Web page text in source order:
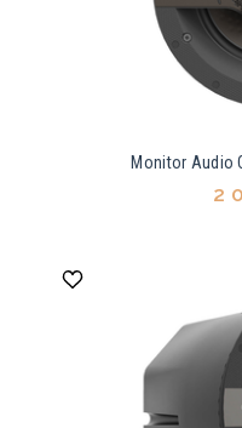
Monitor Audio
2